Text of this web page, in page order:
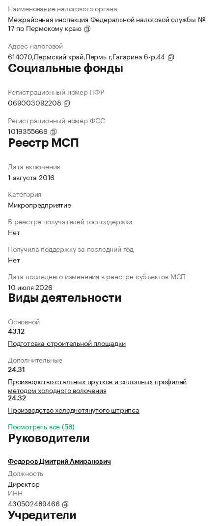
Наименование налогового органа
Межрайонная инспекция Федеральной налоговой службы №
17 по Пермскому краю
Адрес налоговой
614070,Пермский край,Пермь г,Гагарина б-р,44
Социальные фонды
Регистрационный номер ПФР
069003092208
Регистрационный номер ФСС
1019355666
Реестр МСП
Дата включения
1 августа 2016
Категория
Микропредприятие
В реестре получателей господдержки
Нет
Получила поддержку за последний год
Нет
Дата последнего изменения в реестре субъектов МСП
10 июля 2026
Виды деятельности
Основной
43.12
Подготовка строительной площадки
Дополнительные
24.31
Производство стальных прутков и сплошных профилей
методом холодного волочения
24.32
Производство холоднотянутого штрипса
Посмотреть все (58)
Руководители
Федоров Дмитрий Амиранович
Должность
Директор
ИНН
430502489466
Учредители